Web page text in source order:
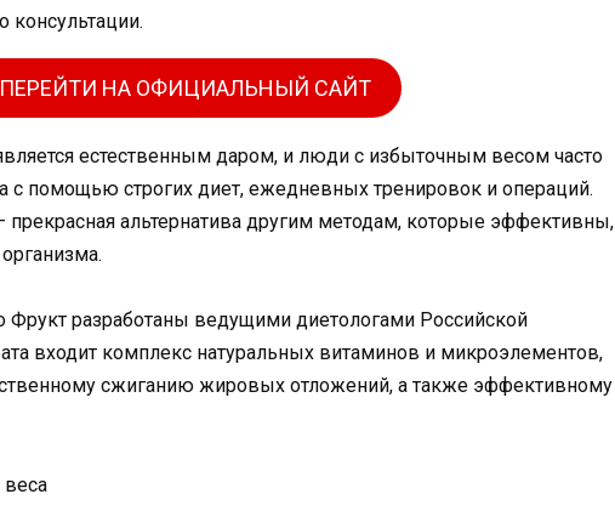
консультации.
ПЕРЕЙТИ НА ОФИЦИАЛЬНЫЙ САЙТ
естественным даром, и люди с избыточным весом часто
с помощью строгих диет, ежедневных тренировок и операций.
альтернатива другим методам, которые эффективны,
Фрукт разработаны ведущими диетологами Российской
входит комплекс натуральных витаминов и микроэлементов,
сжиганию жировых отложений, а также эффективному